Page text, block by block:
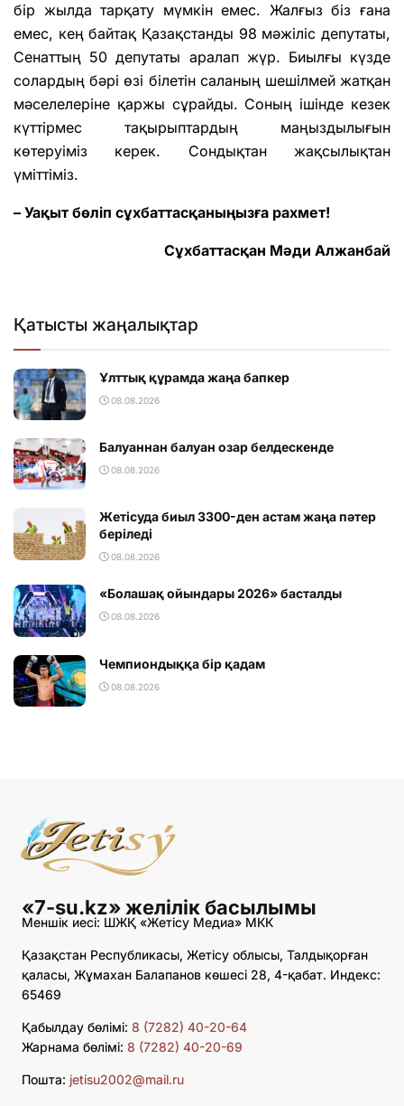
бір жылда тарқату мүмкін емес. Жалғыз біз ғана
емес, кең байтақ Қазақстанды 98 мәжіліс депутаты,
Сенаттың 50 депутаты аралап жүр. Биылғы күзде
солардың бәрі өзі білетін саланың шешілмей жатқан
мәселелеріне қаржы сұрайды. Соның ішінде кезек
күттірмес тақырыптардың маңыздылығын
көтеруіміз керек. Сондықтан жақсылықтан
үміттіміз.
– Уақыт бөліп сұхбаттасқаныңызға рахмет!
Сұхбаттасқан Мәди Алжанбай
Қатысты жаңалықтар
Ұлттық құрамда жаңа бапкер
08.08.2026
Балуаннан балуан озар белдескенде
08.08.2026
Жетісуда биыл 3300-ден астам жаңа пәтер
беріледі
08.08.2026
«Болашақ ойындары 2026» басталды
08.08.2026
Чемпиондыққа бір қадам
08.08.2026
«7-su.kz» желілік басылымы
Меншік иесі: ШЖҚ «Жетісу Медиа» МКК
Қазақстан Республикасы, Жетісу облысы, Талдықорған
қаласы, Жұмахан Балапанов көшесі 28, 4-қабат. Индекс:
65469
Қабылдау бөлімі: 8 (7282) 40-20-64
Жарнама бөлімі: 8 (7282) 40-20-69
Пошта: jetisu2002@mail.ru